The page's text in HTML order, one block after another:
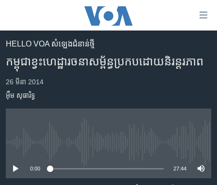
គេហទំព័រ​
រំលង​
និង​
ចូល​
ទៅ​​
អន្តរជាតិ
អាមេរិក
ទូរទស្សន៍ / វីដេអូ​
HELLO VOA សំឡេង​ជំនាន់​ថ្មី
កម្ពុជា​ខ្វះ​ហេដ្ឋារចនា​សម្ព័ន្ធ​ប្រកប​ដោយ​និរន្តរភាព
26 មីនា 2014
អ៊ឹម សុធារិទ្ធ
0:00 27:44